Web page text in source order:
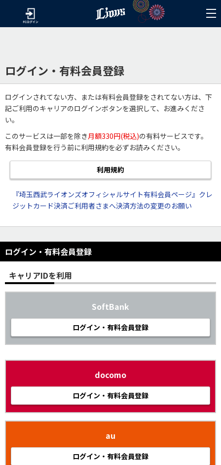
ログイン・有料会員登録
ログインされてない方、または有料会員登録をされてない方は、下
記ご利用のキャリアのログインボタンを選択して、お進みくださ
い。
このサービスは一部を除き月額330円(税込)の有料サービスです。
有料会員登録を行う前に利用規約を必ずお読みください。
利用規約
『埼玉西武ライオンズオフィシャルサイト有料会員ページ』クレ
ジットカード決済ご利用者さまへ決済方法の変更のお願い
ログイン・有料会員登録
キャリアIDを利用
SoftBank
ログイン・有料会員登録
docomo
ログイン・有料会員登録
au
ログイン・有料会員登録